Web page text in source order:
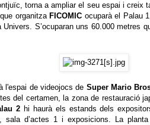
torna a ampliar el seu espai i creix
organitza FICOMIC ocuparà el Palau
S’ocuparan uns 60.000 metres
l'espai de videojocs de Super Mario
del certamen, la zona de restauració
2hi haurà els estands dels
sala d’actes 1 i exposicions. La